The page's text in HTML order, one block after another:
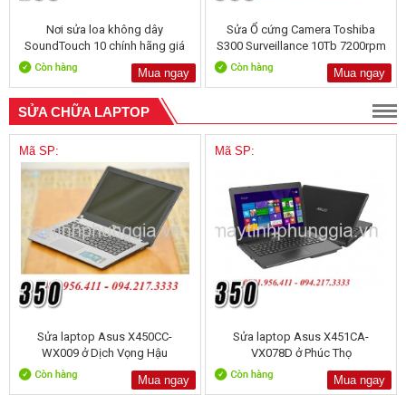
Nơi sửa loa không dây
SoundTouch 10 chính hãng giá
Mua ngay
Sửa Ổ cứng Camera Toshiba
S300 Surveillance 10Tb 7200rpm
Mua ngay
SỬA CHỮA LAPTOP
Mã SP:
Sửa laptop Asus X450CC-
WX009 ở Dịch Vọng Hậu
Mua ngay
Mã SP:
Sửa laptop Asus X451CA-
VX078D ở Phúc Thọ
Mua ngay